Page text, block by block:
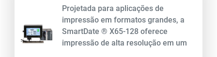
Projetada para aplicações de
impressão em formatos grandes, a
SmartDate ® X65-128 oferece
impressão de alta resolução em um